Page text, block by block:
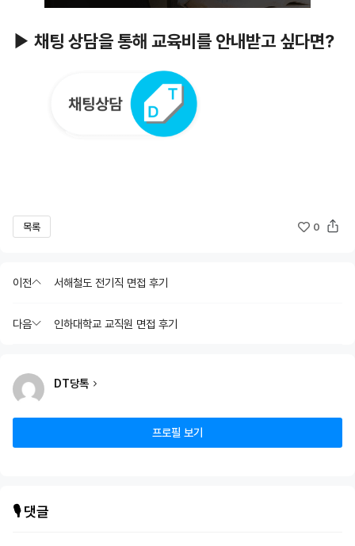
▶ 채팅 상담을 통해 교육비를 안내받고 싶다면?
목록 0
이전 서해철도 전기직 면접 후기
다음 인하대학교 교직원 면접 후기
DT당톡
프로필 보기
🎙️ 댓글